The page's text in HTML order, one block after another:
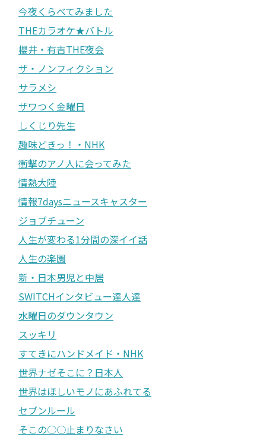
今夜くらべてみました
THEカラオケ★バトル
櫻井・有吉THE夜会
ザ・ノンフィクション
サラメシ
ザワつく金曜日
しくじり先生
趣味どきっ！・NHK
衝撃のアノ人に会ってみた
情熱大陸
情報7daysニュースキャスター
ジョブチューン
人生が変わる1分間の深イイ話
人生の楽園
新・日本男児と中居
SWITCHインタビュー達人達
水曜日のダウンタウン
スッキリ
すてきにハンドメイド・NHK
世界ナゼそこに？日本人
世界はほしいモノにあふれてる
セブンルール
そこの○○止まりなさい